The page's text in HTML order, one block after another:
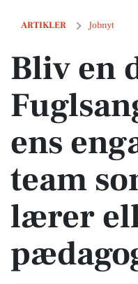
ARTIKLER Jobnyt
Bliv en del af
Bliv en
ens
team
lærer